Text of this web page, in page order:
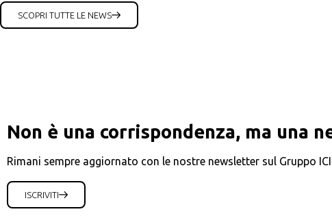
SCOPRI TUTTE LE NEWS
Non è una corrispondenza, ma una
Rimani sempre aggiornato con le nostre newsletter sul Gruppo
ISCRIVITI